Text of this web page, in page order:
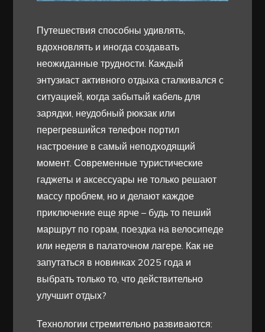
Путешествия способны удивлять,
вдохновлять и иногда создавать
неожиданные трудности. Каждый
энтузиаст активного отдыха сталкивался с
ситуацией, когда забытый кабель для
зарядки, неудобный рюкзак или
перегревшийся телефон портил
настроение в самый неподходящий
момент. Современные туристические
гаджеты и аксессуары не только решают
массу проблем, но и делают каждое
приключение еще ярче – будь то пеший
маршрут по горам, поездка на велосипеде
или неделя в палаточном лагере. Как не
запутаться в новинках 2025 года и
выбрать только то, что действительно
улучшит отдых?
Технологии стремительно развиваются: